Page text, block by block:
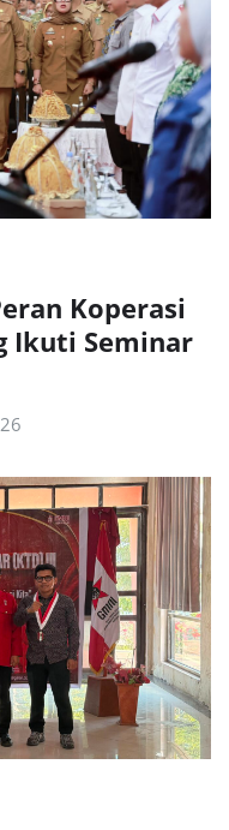
Koperasi
Ikuti Seminar